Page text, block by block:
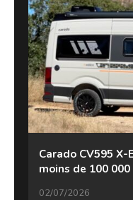
Carado CV595
moins de 100 000
02/07/2026